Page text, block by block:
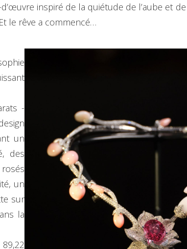
inspiré de la quiétude de l’aube et
le rêve a commencé…
-
un
des
un
sur
la